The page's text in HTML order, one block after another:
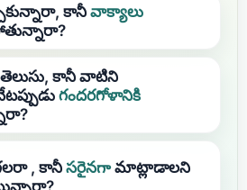
కానీవాక్యాలు
తెలుసు, కానీ వాటిని
గందరగోళానికి
, కానీసరైనగామాట్లాడాలని